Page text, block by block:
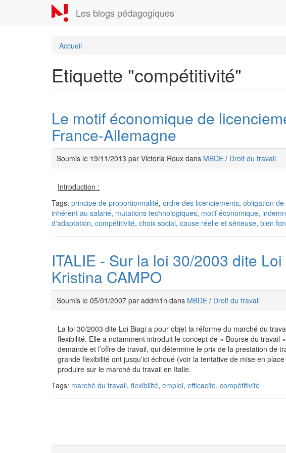
contenu
Les blogs pédagogiques
Accueil
Etiquette "compétitivité"
Le motif économique de
France-Allemagne
Soumis le 19/11/2013 par Victoria Roux dans MBDE / Droit du travail
Introduction :
Tags: principe de proportionnalité, ordre des licenciements, obligation
inhérent au salarié, mutations technologiques, motif économique,
d'adaptation, compétitivité, choix social, cause réelle et sérieuse, bien
ITALIE - Sur la loi 30/2003 dite
Kristina CAMPO
Soumis le 05/01/2007 par addm1n dans MBDE / Droit du travail
La loi 30/2003 dite Loi Biagi a pour objet la réforme du marché du
flexibilité. Elle a notamment introduit le concept de « Bourse du travail
demande et l’offre de travail, qui détermine le prix de la prestation de
grande flexibilité ont jusqu’ici échoué (voir la tentative de mise en
produire sur le marché du travail en Italie.
Tags: marché du travail, flexibilité, emploi, efficacité, compétitivité